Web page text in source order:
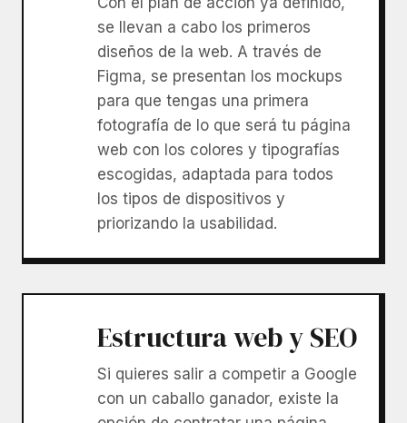
se llevan a cabo los primeros
diseños de la web. A través de
Figma, se presentan los mockups
para que tengas una primera
fotografía de lo que será tu página
web con los colores y tipografías
escogidas, adaptada para todos
los tipos de dispositivos y
priorizando la usabilidad.
Estructura web y SEO
Si quieres salir a competir a Google
con un caballo ganador, existe la